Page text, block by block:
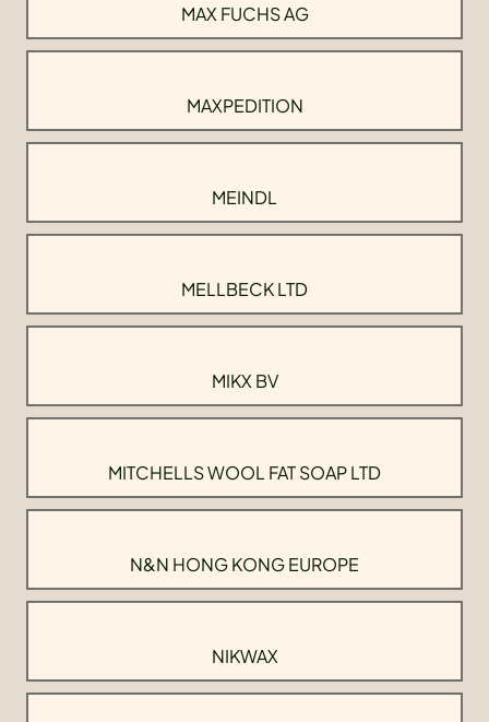
MAX FUCHS AG
MAXPEDITION
MEINDL
MELLBECK LTD
MIKX BV
MITCHELLS WOOL FAT SOAP LTD
N&N HONG KONG EUROPE
NIKWAX